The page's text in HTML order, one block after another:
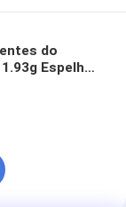
do
Espelho-